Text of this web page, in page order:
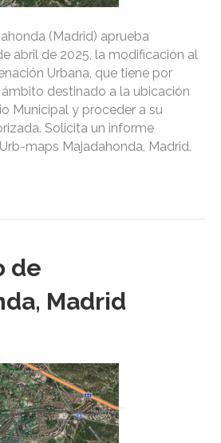
(Madrid) aprueba
abril de 2025, la modificación al
Urbana, que tiene por
destinado a la ubicación
Municipal y proceder a su
Solicita un informe
maps Majadahonda, Madrid.
de
Madrid